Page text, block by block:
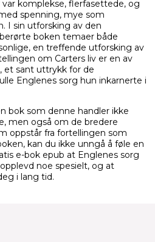
var komplekse, flerfasettede, og
spenning, mye som
I sin utforsking av den
boken temaer både
en treffende utforsking av
om Carters liv er en av
et sant uttrykk for de
Englenes sorg hun inkarnerte i
bok som denne handler ikke
men også om de bredere
oppstår fra fortellingen som
kan du ikke unngå å føle en
e-bok epub at Englenes sorg
noe spesielt, og at
i lang tid.